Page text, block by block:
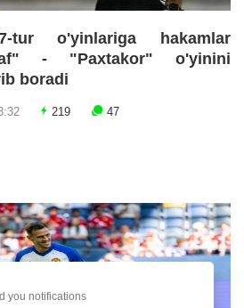
tur o'yinlariga hakamlar
- "Paxtakor" o'yinini
boradi
219 47
you notifications